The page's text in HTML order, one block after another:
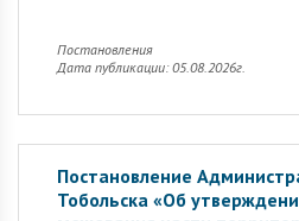
Постановления
Дата публикации: 05.08.2026г.
Постановление
Тобольска «Об